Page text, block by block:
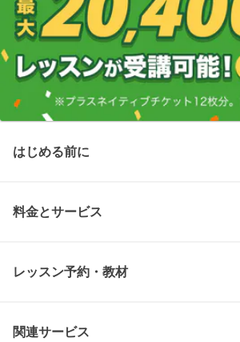
はじめる前に
料金とサービス
レッスン予約・教材
関連サービス